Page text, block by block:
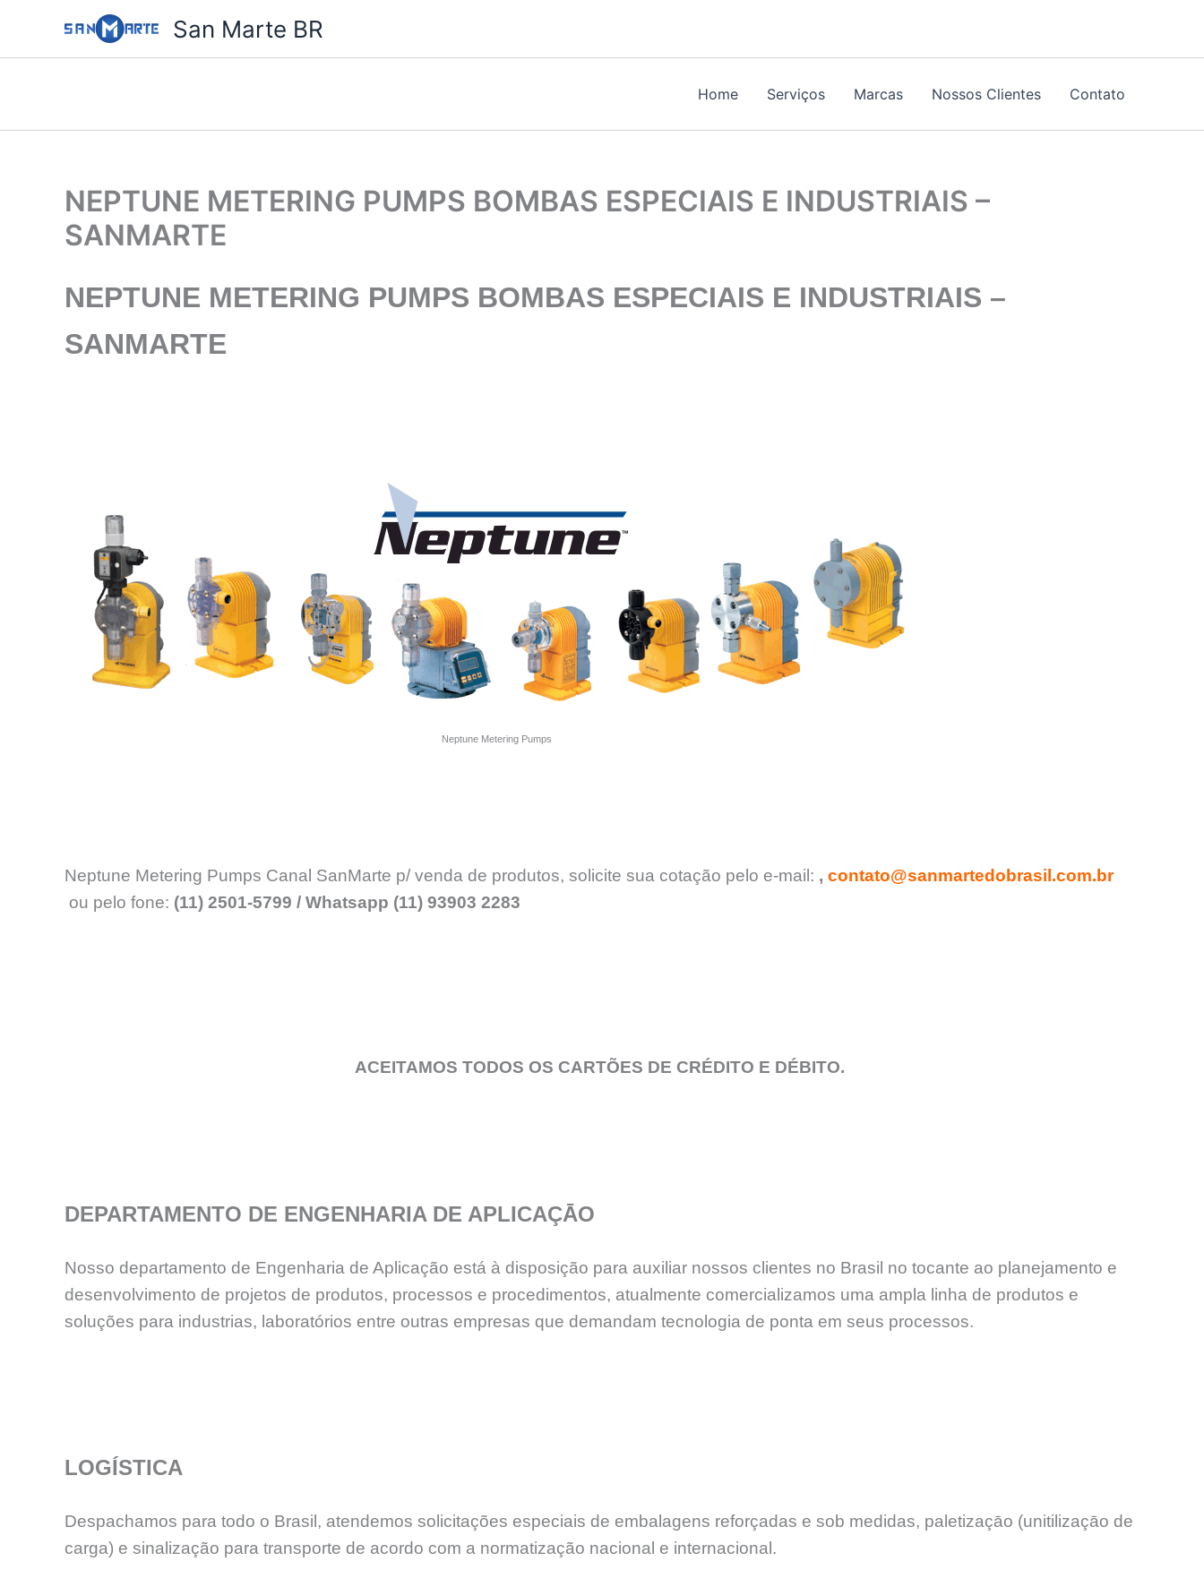
o
San Marte BR
Home Serviços Marcas Nossos Clientes Contato
NEPTUNE METERING PUMPS BOMBAS ESPECIAIS E INDUSTRIAIS –
SANMARTE
NEPTUNE METERING PUMPS BOMBAS ESPECIAIS E INDUSTRIAIS –
SANMARTE
Neptune Metering Pumps
Neptune Metering Pumps Canal SanMarte p/ venda de produtos, solicite sua cotação pelo e-mail: , contato@sanmartedobrasil.com.br
ou pelo fone: (11) 2501-5799 / Whatsapp (11) 93903 2283
ACEITAMOS TODOS OS CARTÕES DE CRÉDITO E DÉBITO.
DEPARTAMENTO DE ENGENHARIA DE APLICAÇĀO
Nosso departamento de Engenharia de Aplicação está à disposição para auxiliar nossos clientes no Brasil no tocante ao planejamento e
desenvolvimento de projetos de produtos, processos e procedimentos, atualmente comercializamos uma ampla linha de produtos e
soluções para industrias, laboratórios entre outras empresas que demandam tecnologia de ponta em seus processos.
LOGÍSTICA
Despachamos para todo o Brasil, atendemos solicitações especiais de embalagens reforçadas e sob medidas, paletizaçāo (unitilizaçāo de
carga) e sinalização para transporte de acordo com a normatização nacional e internacional.